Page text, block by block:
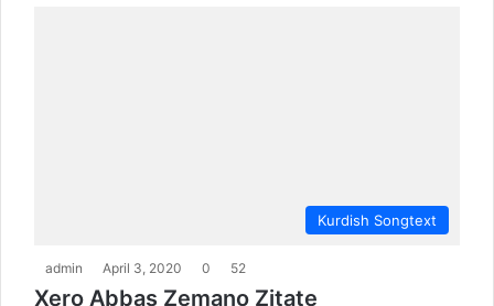
Kurdish Songtext
admin April 3, 2020 0 52
Xero Abbas Zemano Zitate